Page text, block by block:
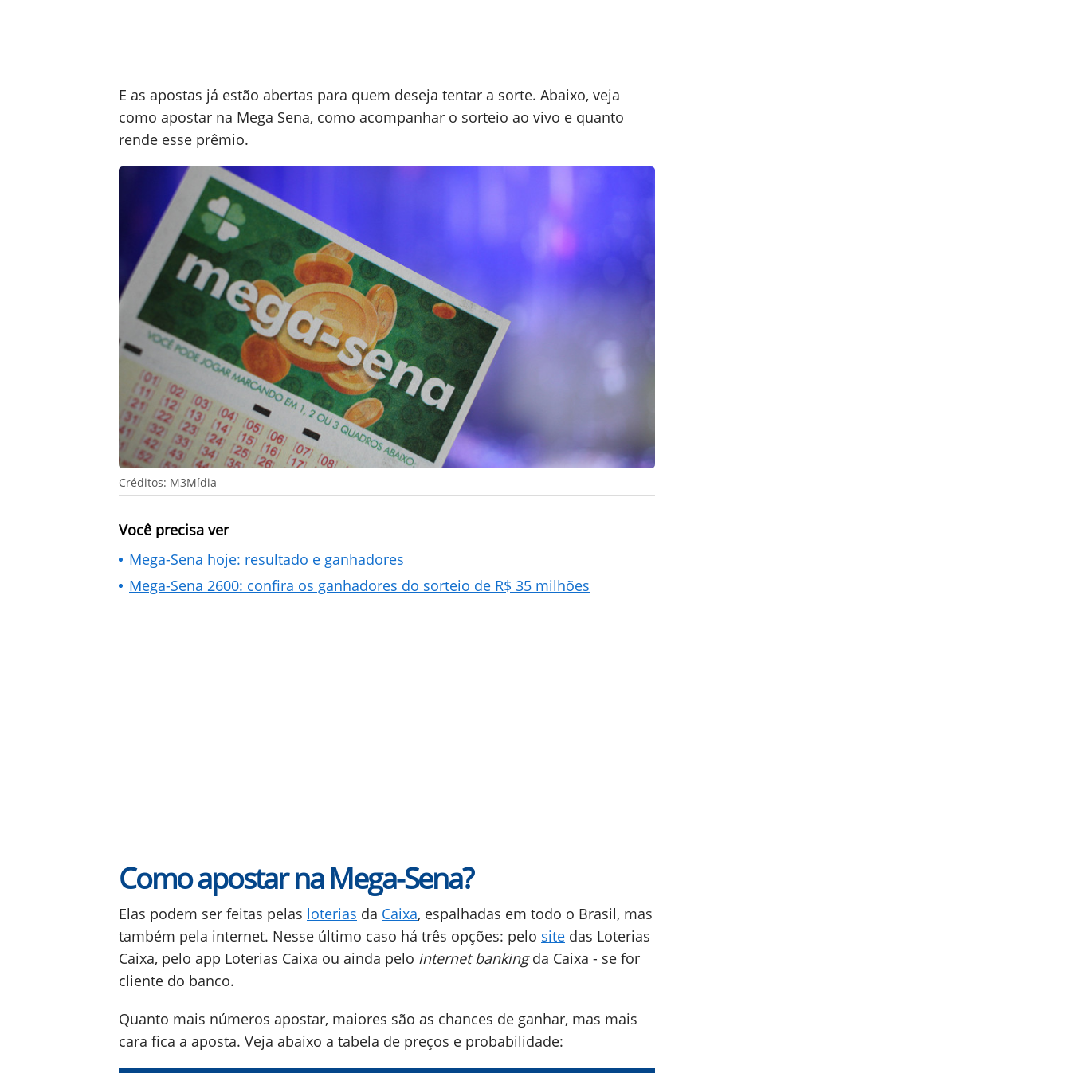
E as apostas já estão abertas para quem deseja tentar a sorte. Abaixo, veja
como apostar na Mega Sena, como acompanhar o sorteio ao vivo e quanto
rende esse prêmio.
Créditos: M3Mídia
Você precisa ver
Mega-Sena hoje: resultado e ganhadores
Mega-Sena 2600: confira os ganhadores do sorteio de R$ 35 milhões
Como apostar na Mega-Sena?
Elas podem ser feitas pelas loterias da Caixa, espalhadas em todo o Brasil, mas
também pela internet. Nesse último caso há três opções: pelo site das Loterias
Caixa, pelo app Loterias Caixa ou ainda pelo internet bankingda Caixa - se for
cliente do banco.
Quanto mais números apostar, maiores são as chances de ganhar, mas mais
cara fica a aposta. Veja abaixo a tabela de preços e probabilidade: